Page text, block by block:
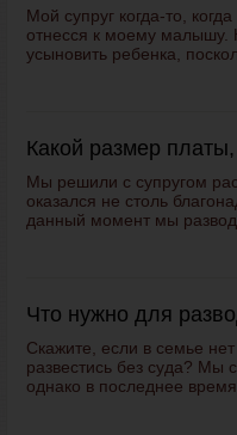
Мой супруг когда-то,
отнесся к моему малышу.
усыновить ребенка,
Какой размер
Мы решили с супругом
оказался не столь
данный момент мы
Что нужно для
Скажите, если в семье
развестись без суда? Мы
однако в последнее